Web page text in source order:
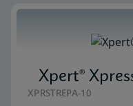
Xpert®
XPRSTREPA-10